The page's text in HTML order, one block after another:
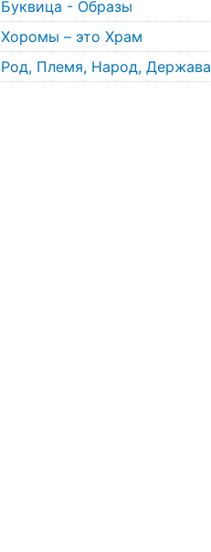
Буквица - Образы
Хоромы – это Храм
Род, Племя, Народ, Держава